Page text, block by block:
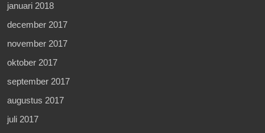
januari 2018
december 2017
november 2017
oktober 2017
september 2017
augustus 2017
juli 2017